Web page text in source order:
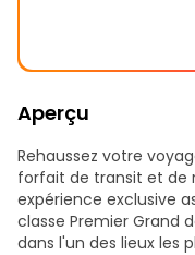
Aperçu
Rehaussez votre
forfait de transit et de
expérience exclusive
classe Premier Grand
dans l'un des lieux les